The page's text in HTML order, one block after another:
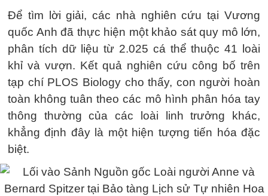
Để tìm lời giải, các nhà nghiên cứu tại Vương
quốc Anh đã thực hiện một khảo sát quy mô lớn,
phân tích dữ liệu từ 2.025 cá thể thuộc 41 loài
khỉ và vượn. Kết quả nghiên cứu công bố trên
tạp chí PLOS Biology cho thấy, con người hoàn
toàn không tuân theo các mô hình phân hóa tay
thông thường của các loài linh trưởng khác,
khẳng định đây là một hiện tượng tiến hóa đặc
biệt.